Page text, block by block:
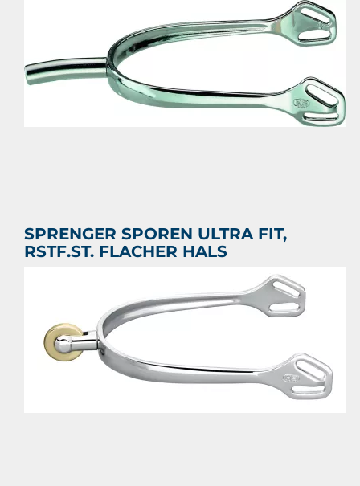

SPRENGER SPOREN ULTRA FIT,
RSTF.ST. FLACHER HALS
SPRENGER SPOREN ULTRA FIT, RSTF.ST. FLACHER HALS